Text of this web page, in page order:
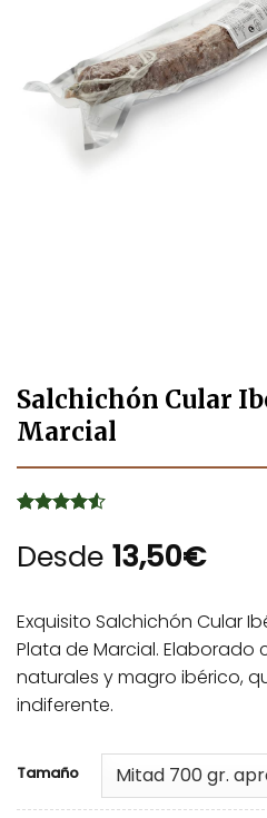
Salchichón Cular
Marcial
con
de 5 en
de clientes
Desde 13,50€
Exquisito Salchichón Cular
Plata de Marcial. Elaborado
naturales y magro ibérico,
indiferente.
Tamaño
Alternative: